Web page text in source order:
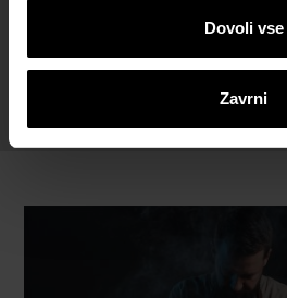
Dovoli vse
Zavrni
NAS ZA
PONUDBO